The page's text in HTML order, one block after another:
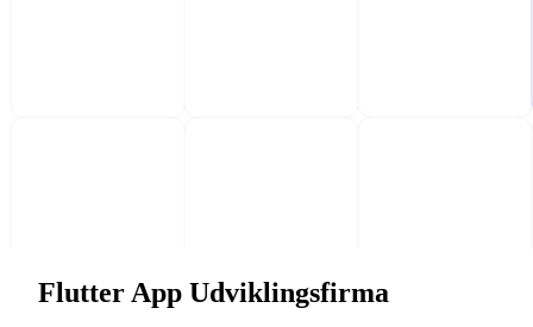
Flutter App Udviklingsfirma